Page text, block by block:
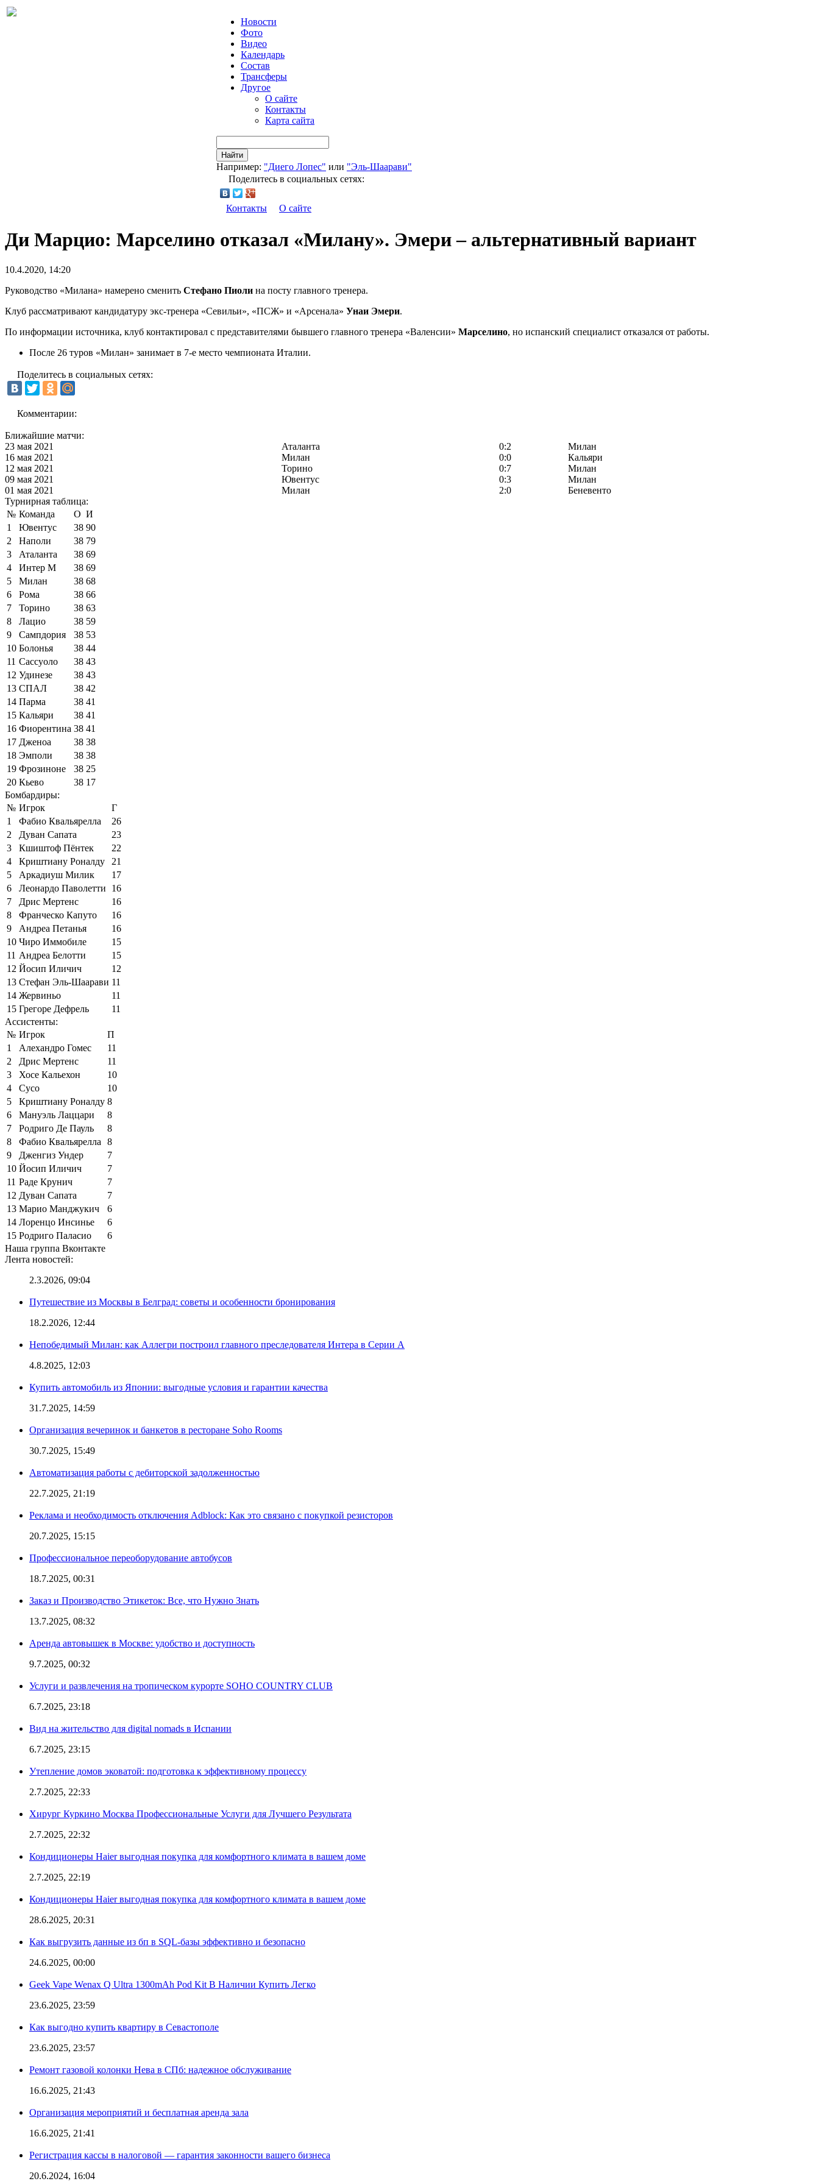
Новости
Фото
Видео
Календарь
Состав
Трансферы
Другое
О сайте
Контакты
Карта сайта
Найти
Например: "Диего Лопес" или "Эль-Шаарави"
Поделитесь в социальных сетях:
Контакты О сайте
Ди Марцио: Марселино отказал «Милану». Эмери – альтернативный вариант
10.4.2020, 14:20
Руководство «Милана» намерено сменить Стефано Пиоли на посту главного тренера.
Клуб рассматривают кандидатуру экс-тренера «Севильи», «ПСЖ» и «Арсенала» Унаи Эмери.
По информации источника, клуб контактировал с представителями бывшего главного тренера «Валенсии» Марселино, но испанский специалист отказался от работы.
После 26 туров «Милан» занимает в 7-е место чемпионата Италии.
Поделитесь в социальных сетях:
Комментарии:
Ближайшие матчи:
23 мая 2021
Аталанта 0:2
Милан
16 мая 2021
Милан 0:0
Кальяри
12 мая 2021
Торино 0:7
Милан
09 мая 2021
Ювентус 0:3
Милан
01 мая 2021
Милан 2:0
Беневенто
Турнирная таблица:
№ Команда О И
1
Ювентус 38 90
2
Наполи 38 79
3
Аталанта 38 69
4
Интер М 38 69
5
Милан 38 68
6
Рома 38 66
7
Торино 38 63
8
Лацио 38 59
9
Сампдория 38 53
10 Болонья 38 44
11 Сассуоло 38 43
12 Удинезе 38 43
13 СПАЛ 38 42
14 Парма 38 41
15 Кальяри 38 41
16 Фиорентина 38 41
17 Дженоа 38 38
18 Эмполи 38 38
19 Фрозиноне 38 25
20 Кьево 38 17
Бомбардиры:
№ Игрок
Г
1
Фабио Квальярелла
26
2
Дуван Сапата
23
3
Кшиштоф Пёнтек
22
4
Криштиану Роналду
21
5
Аркадиуш Милик
17
6
Леонардо Паволетти
16
7
Дрис Мертенс
16
8
Франческо Капуто
16
9
Андреа Петанья
16
10 Чиро Иммобиле
15
11 Андреа Белотти
15
12 Йосип Иличич
12
13 Стефан Эль-Шаарави 11
14 Жервиньо
11
15 Грегоре Дефрель
11
Ассистенты:
№ Игрок
П
1
Алехандро Гомес
11
2
Дрис Мертенс
11
3
Хосе Кальехон
10
4
Сусо
10
5
Криштиану Роналду 8
6
Мануэль Лаццари
8
7
Родриго Де Пауль
8
8
Фабио Квальярелла
8
9
Дженгиз Ундер
7
10 Йосип Иличич
7
11 Раде Крунич
7
12 Дуван Сапата
7
13 Марио Манджукич
6
14 Лоренцо Инсинье
6
15 Родриго Паласио
6
Наша группа Вконтакте
Лента новостей:
2.3.2026, 09:04
Путешествие из Москвы в Белград: советы и особенности бронирования
18.2.2026, 12:44
Непобедимый Милан: как Аллегри построил главного преследователя Интера в Серии А
4.8.2025, 12:03
Купить автомобиль из Японии: выгодные условия и гарантии качества
31.7.2025, 14:59
Организация вечеринок и банкетов в ресторане Soho Rooms
30.7.2025, 15:49
Автоматизация работы с дебиторской задолженностью
22.7.2025, 21:19
Реклама и необходимость отключения Adblock: Как это связано с покупкой резисторов
20.7.2025, 15:15
Профессиональное переоборудование автобусов
18.7.2025, 00:31
Заказ и Производство Этикеток: Все, что Нужно Знать
13.7.2025, 08:32
Аренда автовышек в Москве: удобство и доступность
9.7.2025, 00:32
Услуги и развлечения на тропическом курорте SOHO COUNTRY CLUB
6.7.2025, 23:18
Вид на жительство для digital nomads в Испании
6.7.2025, 23:15
Утепление домов эковатой: подготовка к эффективному процессу
2.7.2025, 22:33
Хирург Куркино Москва Профессиональные Услуги для Лучшего Результата
2.7.2025, 22:32
Кондиционеры Haier выгодная покупка для комфортного климата в вашем доме
2.7.2025, 22:19
Кондиционеры Haier выгодная покупка для комфортного климата в вашем доме
28.6.2025, 20:31
Как выгрузить данные из бп в SQL-базы эффективно и безопасно
24.6.2025, 00:00
Geek Vape Wenax Q Ultra 1300mAh Pod Kit В Наличии Купить Легко
23.6.2025, 23:59
Как выгодно купить квартиру в Севастополе
23.6.2025, 23:57
Ремонт газовой колонки Нева в СПб: надежное обслуживание
16.6.2025, 21:43
Организация мероприятий и бесплатная аренда зала
16.6.2025, 21:41
Регистрация кассы в налоговой — гарантия законности вашего бизнеса
20.6.2024, 16:04